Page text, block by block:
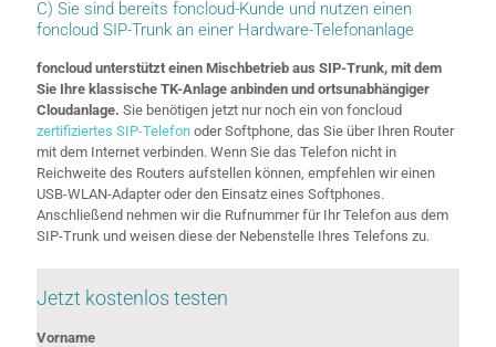
C) Sie sind bereits foncloud-Kunde und nutzen einen
foncloud SIP-Trunk an einer Hardware-Telefonanlage
foncloud unterstützt einen Mischbetrieb aus SIP-Trunk, mit dem
Sie Ihre klassische TK-Anlage anbinden und ortsunabhängiger
Cloudanlage. Sie benötigen jetzt nur noch ein von foncloud
zertifiziertes SIP-Telefon oder Softphone, das Sie über Ihren Router
mit dem Internet verbinden. Wenn Sie das Telefon nicht in
Reichweite des Routers aufstellen können, empfehlen wir einen
USB-WLAN-Adapter oder den Einsatz eines Softphones.
Anschließend nehmen wir die Rufnummer für Ihr Telefon aus dem
SIP-Trunk und weisen diese der Nebenstelle Ihres Telefons zu.
Jetzt kostenlos testen
Vorname